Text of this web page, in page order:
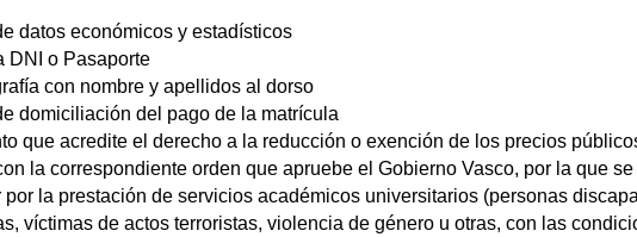
datos económicos y estadísticos
DNI o Pasaporte
con nombre y apellidos al dorso
domiciliación del pago de la matrícula
que acredite el derecho a la reducción o exención de los precios
la correspondiente orden que apruebe el Gobierno Vasco, por la que
por la prestación de servicios académicos universitarios (personas
víctimas de actos terroristas, violencia de género u otras, con las